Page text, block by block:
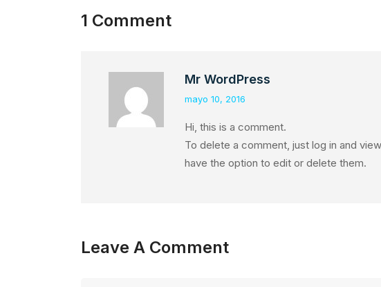
1 Comment
Mr WordPress
mayo 10, 2016
Hi, this is a comment.
To delete a comment, just log in and
have the option to edit or delete them.
Leave A Comment